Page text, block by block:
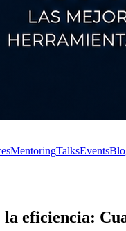
MentoringTalksEvents
eficiencia: